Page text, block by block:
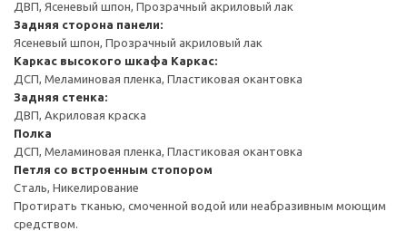
ДВП, Ясеневый шпон, Прозрачный акриловый лак
Задняя сторона панели:
Ясеневый шпон, Прозрачный акриловый лак
Каркас высокого шкафа Каркас:
ДСП, Меламиновая пленка, Пластиковая окантовка
Задняя стенка:
ДВП, Акриловая краска
Полка
ДСП, Меламиновая пленка, Пластиковая окантовка
Петля со встроенным стопором
Сталь, Никелирование
Протирать тканью, смоченной водой или неабразивным моющим
средством.